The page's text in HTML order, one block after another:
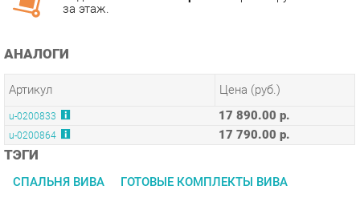
АНАЛОГИ
Артикул
u-0200833 17 890.00 р.
u-0200864 17 790.00 р.
ТЭГИ
СПАЛЬНЯ ВИВА ГОТОВЫЕ КОМПЛЕКТЫ ВИВА
ОПИСАНИЕ